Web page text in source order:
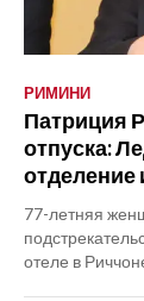
РИМИНИ
Патриция
отпуска:
отделение
77-летняя
отеле в